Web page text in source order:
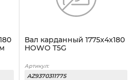
Вал карданный 1775x4x180
HOWO T5G
Артикул:
AZ9370311775